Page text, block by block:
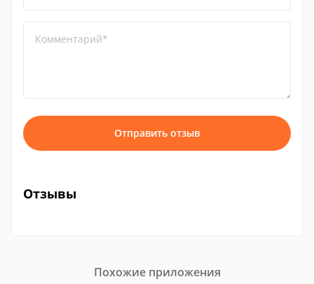
Комментарий*
Отправить отзыв
Отзывы
Похожие приложения